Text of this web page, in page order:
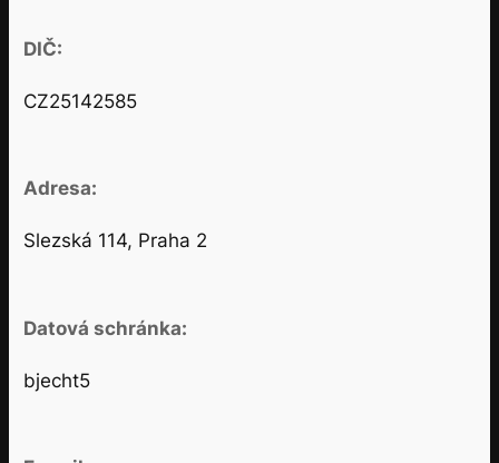
DIČ:
CZ25142585
Adresa:
Slezská 114, Praha 2
Datová schránka:
bjecht5